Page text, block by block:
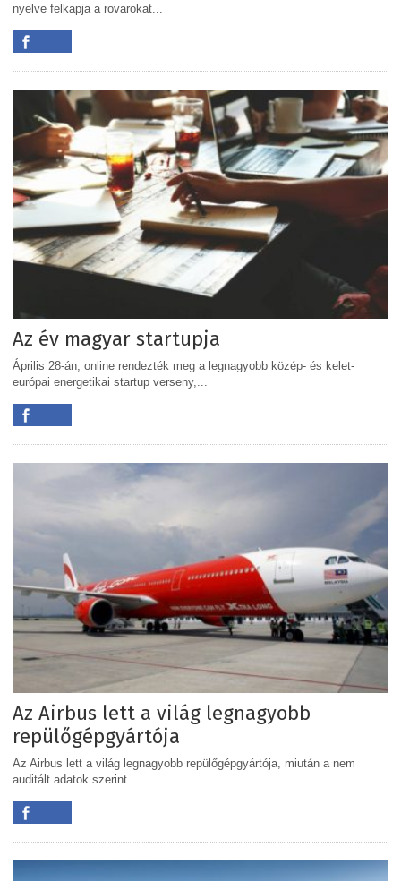
nyelve felkapja a rovarokat...
Az év magyar startupja
Április 28-án, online rendezték meg a legnagyobb közép- és kelet-
európai energetikai startup verseny,...
Az Airbus lett a világ legnagyobb
repülőgépgyártója
Az Airbus lett a világ legnagyobb repülőgépgyártója, miután a nem
auditált adatok szerint...